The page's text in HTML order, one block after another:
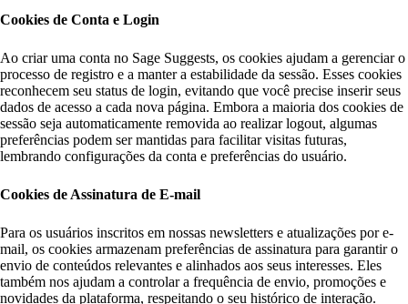
Cookies de Conta e Login
Ao criar uma conta no Sage Suggests, os cookies ajudam a gerenciar o
processo de registro e a manter a estabilidade da sessão. Esses cookies
reconhecem seu status de login, evitando que você precise inserir seus
dados de acesso a cada nova página. Embora a maioria dos cookies de
sessão seja automaticamente removida ao realizar logout, algumas
preferências podem ser mantidas para facilitar visitas futuras,
lembrando configurações da conta e preferências do usuário.
Cookies de Assinatura de E-mail
Para os usuários inscritos em nossas newsletters e atualizações por e-
mail, os cookies armazenam preferências de assinatura para garantir o
envio de conteúdos relevantes e alinhados aos seus interesses. Eles
também nos ajudam a controlar a frequência de envio, promoções e
novidades da plataforma, respeitando o seu histórico de interação.